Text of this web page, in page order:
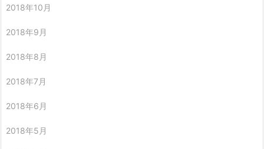
2018年10月
2018年9月
2018年8月
2018年7月
2018年6月
2018年5月